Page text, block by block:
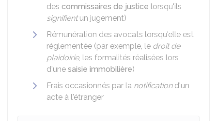
des commissaires de justice lorsqu'ils
signifientun jugement)
Rémunération des avocats lorsqu'elle est
réglementée (par exemple, le droit de
plaidoirie, les formalités réalisées lors
d'une saisie immobilière)
Frais occasionnés par la notificationd'un
acte à l'étranger